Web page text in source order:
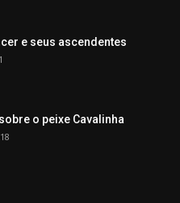
e seus ascendentes
o peixe Cavalinha